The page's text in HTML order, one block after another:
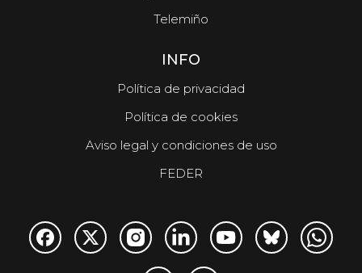
Telemiño
INFO
Política de privacidad
Política de cookies
Aviso legal y condiciones de uso
FEDER